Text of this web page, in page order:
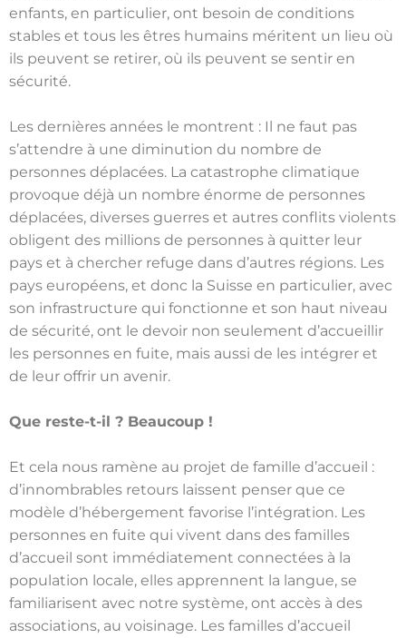
enfants, en particulier, ont besoin de conditions
stables et tous les êtres humains méritent un lieu où
ils peuvent se retirer, où ils peuvent se sentir en
sécurité.
Les dernières années le montrent : Il ne faut pas
s’attendre à une diminution du nombre de
personnes déplacées. La catastrophe climatique
provoque déjà un nombre énorme de personnes
déplacées, diverses guerres et autres conflits violents
obligent des millions de personnes à quitter leur
pays et à chercher refuge dans d’autres régions. Les
pays européens, et donc la Suisse en particulier, avec
son infrastructure qui fonctionne et son haut niveau
de sécurité, ont le devoir non seulement d’accueillir
les personnes en fuite, mais aussi de les intégrer et
de leur offrir un avenir.
Que reste-t-il ? Beaucoup !
Et cela nous ramène au projet de famille d’accueil :
d’innombrables retours laissent penser que ce
modèle d’hébergement favorise l’intégration. Les
personnes en fuite qui vivent dans des familles
d’accueil sont immédiatement connectées à la
population locale, elles apprennent la langue, se
familiarisent avec notre système, ont accès à des
associations, au voisinage. Les familles d’accueil